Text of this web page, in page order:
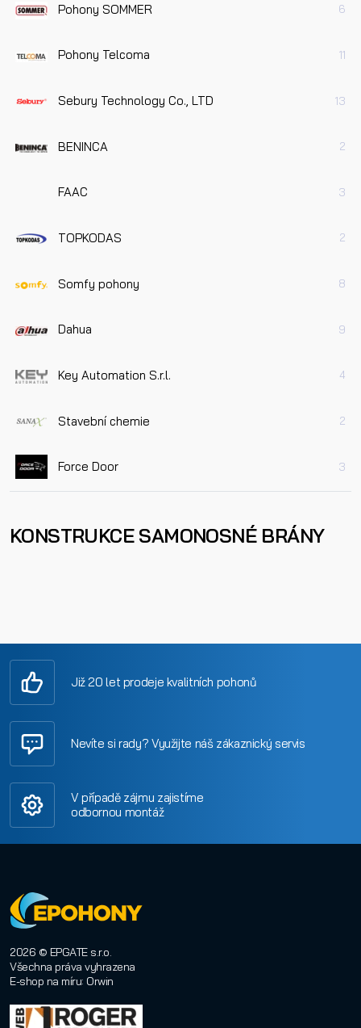
Pohony SOMMER 6
Pohony Telcoma 11
Sebury Technology Co., LTD 13
BENINCA 2
FAAC 3
TOPKODAS 2
Somfy pohony 8
Dahua 9
Key Automation S.r.l. 4
Stavební chemie 2
Force Door 3
KONSTRUKCE SAMONOSNÉ BRÁNY
Již 20 let prodeje kvalitních pohonů
Nevíte si rady? Využijte náš zákaznický servis
V případě zájmu zajistíme
odbornou montáž
2026 © EPGATE s.r.o.
Všechna práva vyhrazena
E-shop na míru: Orwin